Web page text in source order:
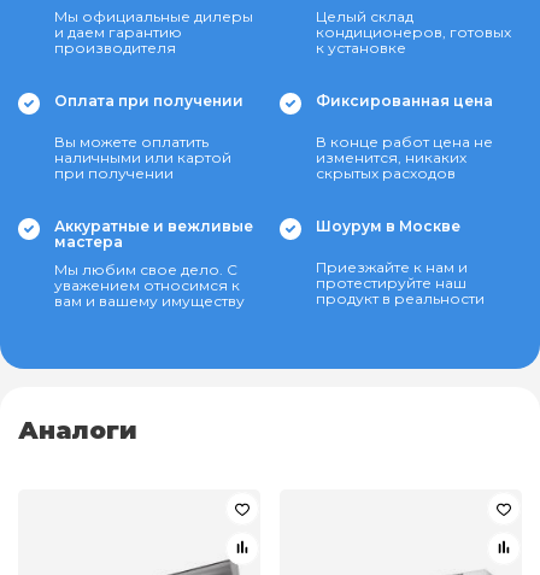
Мы официальные дилеры
и даем гарантию
производителя
Целый склад
кондиционеров, готовых
к установке
Оплата при получении
Вы можете оплатить
наличными или картой
при получении
Фиксированная цена
В конце работ цена не
изменится, никаких
скрытых расходов
Аккуратные и вежливые
мастера
Мы любим свое дело. С
уважением относимся к
вам и вашему имуществу
Шоурум в Москве
Приезжайте к нам и
протестируйте наш
продукт в реальности
Аналоги